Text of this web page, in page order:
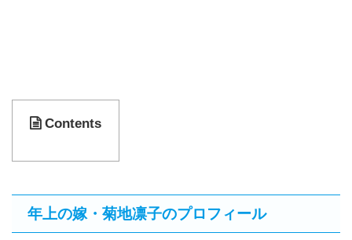
Contents
年上の嫁・菊地凛子のプロフィール